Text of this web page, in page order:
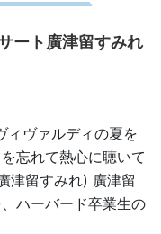
ート廣津留すみれ
ィヴァルディの夏を
忘れて熱心に聴いて
津留すみれ) 廣津留
ハーバード卒業生の